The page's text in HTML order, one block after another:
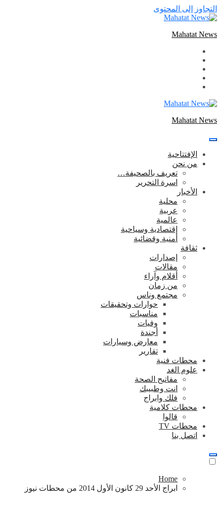
التجاوز إلى المحتوى
Mahatat News
Mahatat News
الإفتتاحية
من نحن
تعريف بالصحيفة…
اسرة التحرير
الأخبار
محلية
عربية
عالمية
إقتصادية وسياحية
أمنية وقضائية
ثقافة
إصدارات
مقالات
أقلام وآراء
من زمان
مجتمع وناس
حوارات وتحقيقات
مناسبات
وفيات
أجندة
معارض وسيارات
تقارير
محطات فنية
علوم الغد
مفاتيح الصحة
انت وطبيبك
فلك وابراج
محطات كلامية
قالوا
محطات TV
اتصل بنا
Home
ابراج الأحد 29 كانون الأول 2014 من محطات نيوز